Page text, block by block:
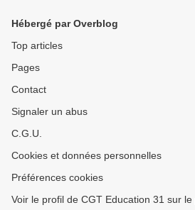
Hébergé par Overblog
Top articles
Pages
Contact
Signaler un abus
C.G.U.
Cookies et données personnelles
Préférences cookies
Voir le profil de CGT Education 31 sur